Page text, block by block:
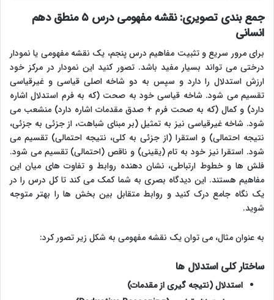
جمع بندی تصویری: نقشه مفهومی درس ۵ منطق دهم
انسانی
برای مرور سریع و تثبیت مفاهیم درس پنجم، یک نقشه مفهومی یا نمودار
درختی می تواند بسیار مفید باشد. تصور کنید این نمودار در مرکز خود
ارزش استدلال را دارد و سپس به دو شاخه اصلی قیاسی و غیرقیاسی
تقسیم می شود. شاخه قیاسی خود به صحت (که به فرم استدلال اشاره
دارد) و کمال (که به صحت فرم + صدق مقدمات اشاره دارد) منشعب می
شود. شاخه غیرقیاسی نیز به تمثیل (بر مبنای شباهت، از جزئی به جزئی،
نتیجه احتمالی) و استقرا (از جزئی به کلی، نتیجه احتمالی) تقسیم می
شود. استقرا نیز خود به تام (یقینی) و ناقص (احتمالی) تقسیم می شود.
فلش ها و خطوط ارتباطی، نشان دهنده روابط و تفاوت های میان این
مفاهیم هستند. این دیدگاه بصری به شما کمک می کند تا کل درس را در
یک نگاه جامع درک کنید و روابط متقابل بین بخش ها را بهتر متوجه
شوید.
به عنوان مثال، می توان یک نقشه مفهومی به شکل زیر تصور کرد:
ساختار کلی استدلال ها
استدلال (نتیجه گیری از مقدمات)